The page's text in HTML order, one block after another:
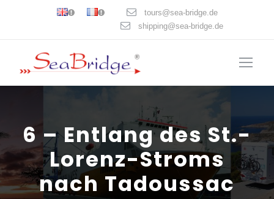
tours@sea-bridge.de
shipping@sea-bridge.de
6 – Entlang des St.-
Lorenz-Stroms
nach Tadoussac